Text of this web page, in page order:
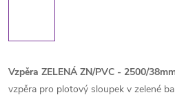
Vzpěra ZELENÁ ZN/PVC - 2500/
vzpěra pro plotový sloupek v zelené